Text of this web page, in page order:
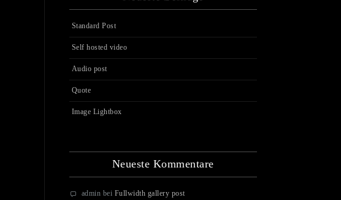
Standard Post
Self hosted video
Audio post
Quote
Image Lightbox
Neueste Kommentare
admin bei Fullwidth gallery post